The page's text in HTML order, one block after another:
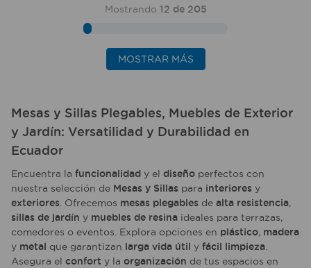
Mostrando 12 de 205
MOSTRAR MÁS
Mesas y Sillas Plegables, Muebles de Exterior
y Jardín: Versatilidad y Durabilidad en
Ecuador
Encuentra la funcionalidad y el diseño perfectos con
nuestra selección de Mesas y Sillas para interiores y
exteriores . Ofrecemos mesas plegables de alta resistencia,
sillas de jardín y muebles de resina ideales para terrazas,
comedores o eventos. Explora opciones en plástico, madera
y metal que garantizan larga vida útil y fácil limpieza
Asegura el confort y la organización de tus espacios en